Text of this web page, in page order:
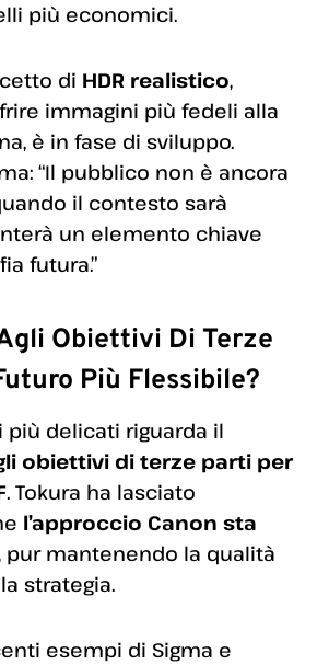
più economici.
di HDR realistico,
immagini più fedeli alla
è in fase di sviluppo.
“Il pubblico non è ancora
il contesto sarà
un elemento chiave
futura.”
Obiettivi Di Terze
Più Flessibile?
più delicati riguarda il
obiettivi di terze parti per
. Tokura ha lasciato
l’approccio Canon sta
pur mantenendo la qualità
strategia.
esempi di Sigma e